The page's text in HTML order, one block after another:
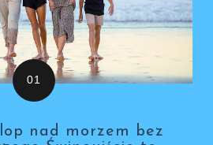
nad morzem bez